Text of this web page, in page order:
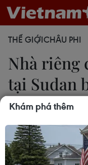
THẾ GIỚICHÂU PHI
Nhà riêng
tại Sudan
công
27/05/2023 00:16
Bộ Ngoại giao và
Khám phá thêm